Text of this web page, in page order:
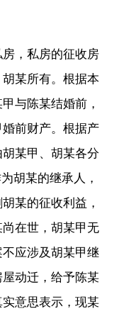
，私房的征收房
某所有。根据本
与陈某结婚前，
前财产。根据产
某甲、胡某各分
胡某的继承人，
某的征收利益，
在世，胡某甲无
应涉及胡某甲继
动迁，给予陈某
意思表示，现某